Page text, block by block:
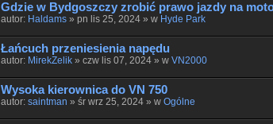
Gdzie w Bydgoszczy zrobić prawo jazdy na
autor: Haldams» pn lis 25, 2024 » w Hyde Park
Łańcuch przeniesienia napędu
autor: MirekZelik» czw lis 07, 2024 » w VN2000
Wysoka kierownica do VN 750
autor: saintman » śr wrz 25, 2024 » w Ogólne